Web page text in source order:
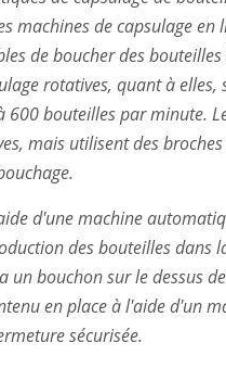
machines de capsulage
de boucher des
rotatives, quant à
bouteilles par minute.
mais utilisent des
d'une machine
des bouteilles dans
un bouchon sur le dessus
en place à l'aide d'un
sécurisée.